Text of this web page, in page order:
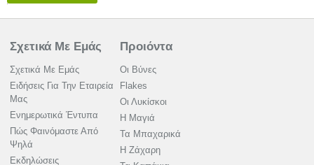
Σχετικά Με Εμάς
Σχετικά Με Εμάς
Ειδήσεις Για Την Εταιρεία
Μας
Ενημερωτικά Έντυπα
Πώς Φαινόμαστε Από
Ψηλά
Εκδηλώσεις
Προιόντα
Οι Βύνες
Flakes
Οι Λυκίσκοι
Η Μαγιά
Τα Μπαχαρικά
Η Ζάχαρη